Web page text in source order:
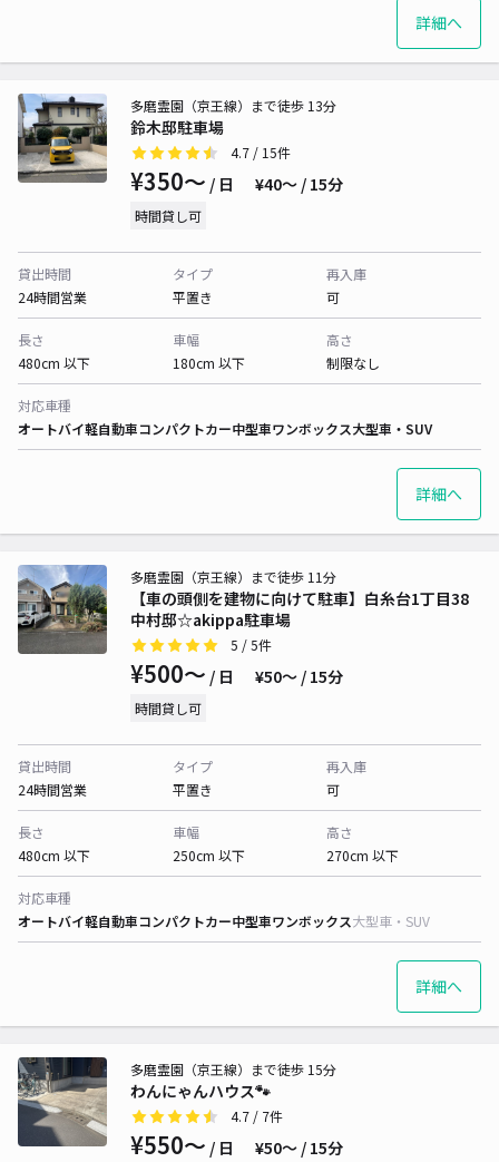
詳細へ
鈴木邸駐車場
多磨霊園（京王線）まで徒歩 13分
4.7 / 15件
¥350〜 / 日 ¥40〜 / 15分
時間貸し可
貸出時間
24時間営業
タイプ
平置き
再入庫
可
長さ
480cm 以下
車幅
180cm 以下
高さ
制限なし
対応車種
オートバイ軽自動車コンパクトカー中型車ワンボックス大型車・SUV
詳細へ
【車の頭側を建物に向けて駐車】白糸台1丁目38
中村邸☆akippa駐車場
多磨霊園（京王線）まで徒歩 11分
5 / 5件
¥500〜 / 日 ¥50〜 / 15分
時間貸し可
貸出時間
24時間営業
タイプ
平置き
再入庫
可
長さ
480cm 以下
車幅
250cm 以下
高さ
270cm 以下
対応車種
オートバイ軽自動車コンパクトカー中型車ワンボックス大型車・SUV
詳細へ
わんにゃんハウス🐾
多磨霊園（京王線）まで徒歩 15分
4.7 / 7件
¥550〜 / 日 ¥50〜 / 15分